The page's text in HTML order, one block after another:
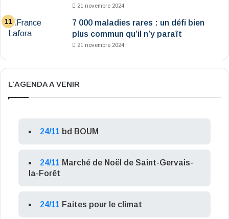
21 novembre 2024
7 000 maladies rares : un défi bien
plus commun qu’il n’y paraît
21 novembre 2024
L’AGENDA A VENIR
24/11 bd BOUM
24/11 Marché de Noël de Saint-Gervais-
la-Forêt
24/11 Faites pour le climat